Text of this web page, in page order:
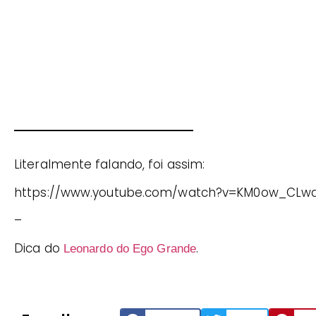
Literalmente falando, foi assim:
https://www.youtube.com/
–
Dica do Leonardo do Ego Grande.